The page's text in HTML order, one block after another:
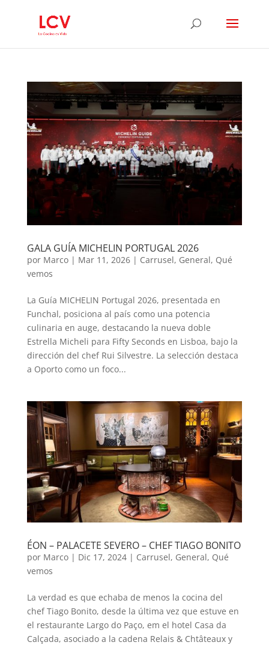
GALA GUÍA MICHELIN PORTUGAL 2026
por Marco| Mar 11, 2026| Carrusel, General, Qué
vemos
La Guía MICHELIN Portugal 2026, presentada en
Funchal, posiciona al país como una potencia
culinaria en auge, destacando la nueva doble
Estrella Micheli para Fifty Seconds en Lisboa, bajo la
dirección del chef Rui Silvestre. La selección destaca
a Oporto como un foco...
ÉON – PALACETE SEVERO – CHEF TIAGO BONITO
por Marco| Dic 17, 2024| Carrusel, General, Qué
vemos
La verdad es que echaba de menos la cocina del
chef Tiago Bonito, desde la última vez que estuve en
el restaurante Largo do Paço, em el hotel Casa da
Calçada, asociado a la cadena Relais & Chtâteaux y